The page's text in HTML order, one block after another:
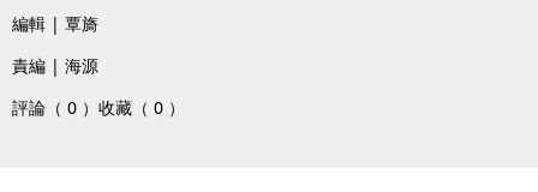
編輯 | 覃旖
責編 | 海源
評論（ 0 ） 收藏（ 0 ）